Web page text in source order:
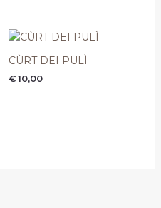
CÙRT DEI PULÌ
€ 10,00